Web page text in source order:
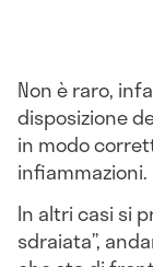
Non è raro,
disposizione
in modo
infiammazioni.
In altri casi si
sdraiata”,